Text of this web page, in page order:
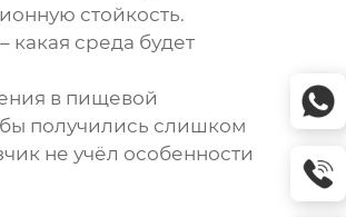
стойкость.
какая среда будет
в пищевой
получились слишком
не учёл особенности